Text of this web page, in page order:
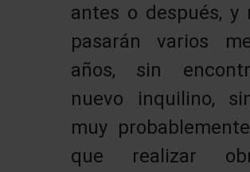
antes o después, y
pasarán varios
años, sin
nuevo inquilino,
muy
que realizar